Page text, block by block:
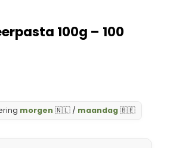
100g – 100
morgen 🇳🇱 / maandag🇧🇪